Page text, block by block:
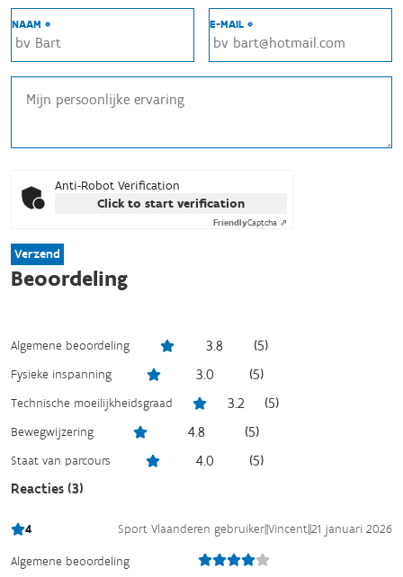
NAAM * E-MAIL *
Anti-Robot Verification
Click to start verification
FriendlyCaptcha ⇗
Verzend
Beoordeling
Algemene beoordeling 3.8 (5)
Fysieke inspanning 3.0 (5)
Technische moeilijkheidsgraad 3.2 (5)
Bewegwijzering 4.8 (5)
Staat van parcours 4.0 (5)
Reacties (3)
4 Sport Vlaanderen gebruiker||Vincent||21 januari 2026
Algemene beoordeling